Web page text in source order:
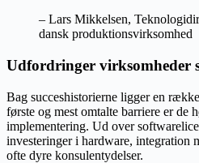
– Lars Mikkelsen,
dansk produktionsvirksomhed
Udfordringer virksomheder
Bag succeshistorierne ligger en
første og mest omtalte barriere er de
implementering. Ud over
investeringer i hardware, integration
ofte dyre konsulentydelser.